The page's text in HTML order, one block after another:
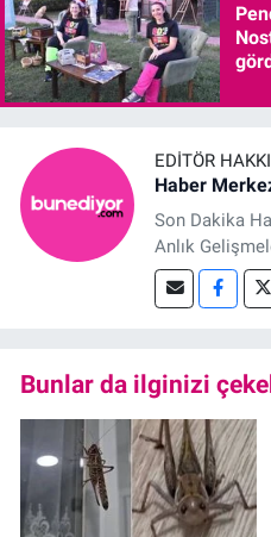
EDITÖR
Haber
Son Dakika
Anlık
Bunlar da ilginizi